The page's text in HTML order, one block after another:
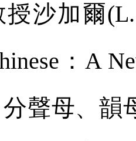
沙加爾
：A
聲母、韻